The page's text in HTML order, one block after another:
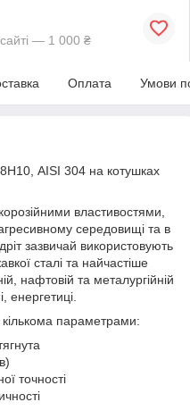
— 1 000 ₴
Оплата Умови
AISI 304 на котушках
властивостями,
середовищі та в
зазвичай використовують
сталі та найчастіше
нафтовій та металургійній
енергетиці.
кількома параметрами:
точності